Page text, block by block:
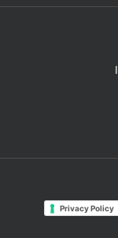
Privacy Policy